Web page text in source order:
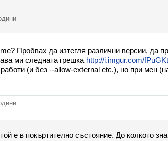
Пробвах да изтегля различни версии, да
ми следната грешка http://i.imgur.com/
(и без --allow-external etc.), но при мен
е в покъртително състояние. До колкото